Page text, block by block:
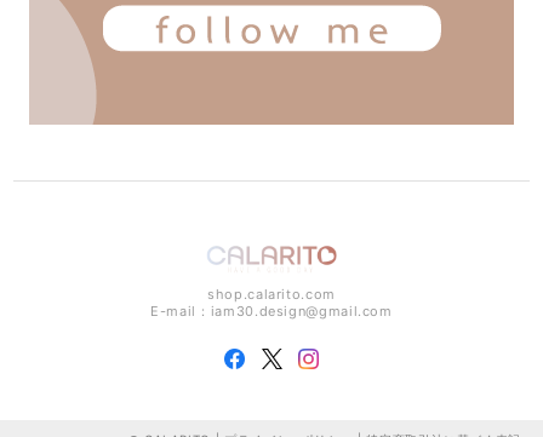
shop.calarito.com
E-mail： iam30.design@gmail.com